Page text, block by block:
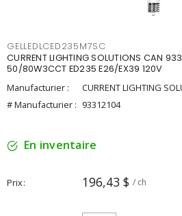
GELLEDLCED235M7SC
CURRENT LIGHTING SOLUTIONS CAN
50/80W3CCT ED235 E26/EX39 120V
Manufacturier :
CURRENT LIGHTING
# Manufacturier : 93312104
En inventaire
Prix 196,43 $ / ch